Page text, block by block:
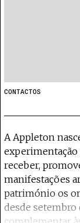
CONTACTOS
A Appleton
experimentação
receber,
manifestações
património os
desde setembro